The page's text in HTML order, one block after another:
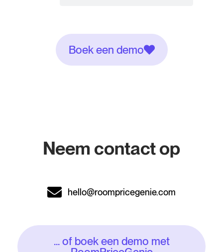
Boek een demo
Neem contact op
hello@roompricegenie.com
... of boek een demo met